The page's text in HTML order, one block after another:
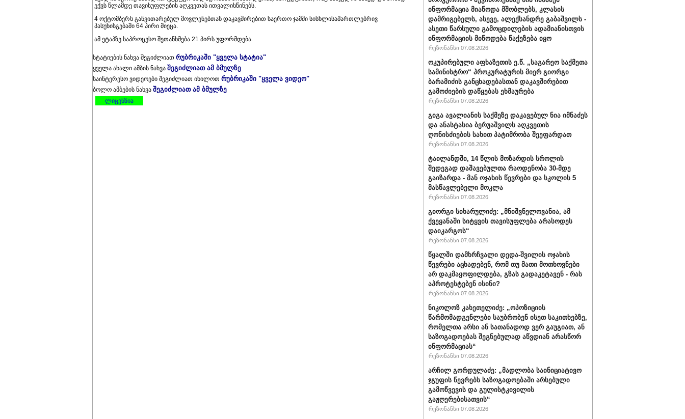
ექვს წლამდე თავისუფლების აღკვეთას ითვალისწინებს.
4 ოქტომბერს განვითარებულ მოვლენებთან დაკავშირებით საერთო ჯამში სისხლისამართლებრივ
პასუხისგებაში 64 პირი მიეცა.
ამ ეტაპზე საპროცესო შეთანხმება 21 პირს უფორმდება.
სტატიების ნახვა შეგიძლიათ რუბრიკაში "ყველა სტატია"
ყველა ახალი ამბის ნახვა შეგიძლიათ ამ ბმულზე
საინტერესო ვიდეოები შეგიძლიათ იხილოთ რუბრიკაში "ყველა ვიდეო"
ბოლო ამბების ნახვა შეგიძლიათ ამ ბმულზე
ლიცენზია
ინფორმაცია მიაწოდა მშობლებს, კლასის
დამრიგებელს, ასევე, ალექსანდრე გაბაშვილს -
ასეთი წარსული გამოცდილების ადამიანისთვის
ინფორმაციის მიწოდება წაქეზება იყო
რეზონანსი 07.08.2026
ოკუპირებული აფხაზეთის ე.წ. „საგარეო საქმეთა
სამინისტრო“ პროკურატურის მიერ გიორგი
ბარამიძის განცხადებასთან დაკავშირებით
გამოძიების დაწყებას ეხმაურება
რეზონანსი 07.08.2026
გიგა ავალიანის საქმეზე დაკავებულ ნია იმნაძეს
და ანასტასია ბერუაშვილს აღკვეთის
ღონისძიების სახით პატიმრობა შეეფარდათ
რეზონანსი 07.08.2026
ტაილანდში, 14 წლის მოზარდის სროლის
შედეგად დაშავებულთა რაოდენობა 30-მდე
გაიზარდა - მან ოჯახის წევრები და სკოლის 5
მასწავლებელი მოკლა
რეზონანსი 07.08.2026
გიორგი სიხარულიძე: „მნიშვნელოვანია, ამ
ქვეყანაში სიტყვის თავისუფლება არასოდეს
დაიკარგოს“
რეზონანსი 07.08.2026
წყალში დამხრჩვალი დედა-შვილის ოჯახის
წევრები აცხადებენ, რომ თუ მათი მოთხოვნები
არ დაკმაყოფილდება, გზას გადაკეტავენ - რას
აპროტესტებენ ისინი?
რეზონანსი 07.08.2026
ნიკოლოზ კახეთელიძე: „ოპოზიციის
წარმომადგენლები საუბრობენ ისეთ საკითხებზე,
რომელთა არსი ან სათანადოდ ვერ გაუგიათ, ან
საზოგადოებას შეგნებულად აწვდიან არასწორ
ინფორმაციას“
რეზონანსი 07.08.2026
არჩილ გორდულაძე: „მადლობა საინიციატივო
ჯგუფის წევრებს საზოგადოებაში არსებული
გამოწვევის და გულისტკივილის
გაჟღერებისათვის“
რეზონანსი 07.08.2026